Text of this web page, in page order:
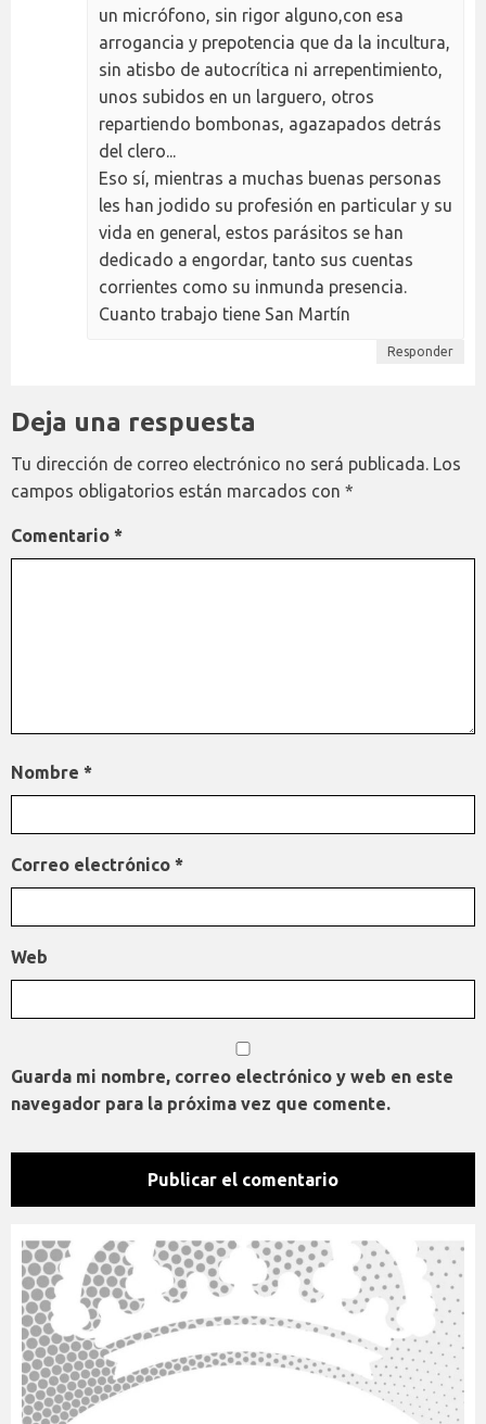
un micrófono, sin rigor alguno,con esa
arrogancia y prepotencia que da la incultura,
sin atisbo de autocrítica ni arrepentimiento,
unos subidos en un larguero, otros
repartiendo bombonas, agazapados detrás
del clero...
Eso sí, mientras a muchas buenas personas
les han jodido su profesión en particular y su
vida en general, estos parásitos se han
dedicado a engordar, tanto sus cuentas
corrientes como su inmunda presencia.
Cuanto trabajo tiene San Martín
Responder
Deja una respuesta
Tu dirección de correo electrónico no será publicada. Los
campos obligatorios están marcados con *
Comentario *
Nombre *
Correo electrónico *
Web
Guarda mi nombre, correo electrónico y web en este
navegador para la próxima vez que comente.